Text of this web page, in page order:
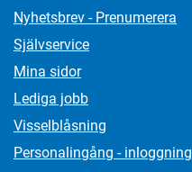
Nyhetsbrev - Prenumerera
Självservice
Mina sidor
Lediga jobb
Visselblåsning
Personalingång - inloggning